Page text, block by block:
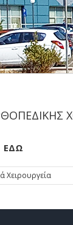
ΕΔΩ
Χειρουργεία